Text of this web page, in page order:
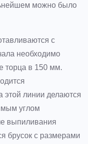
можно было
с
необходимо
торца в 150 мм.
этой линии делаются
углом
выпиливания
брусок с размерами